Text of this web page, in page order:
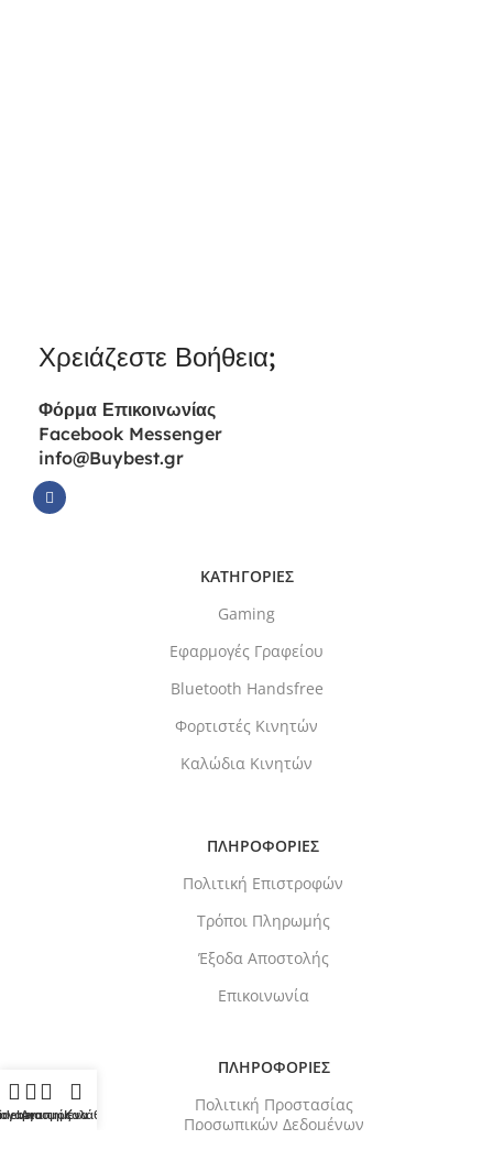
Χρειάζεστε Βοήθεια;
Φόρμα Επικοινωνίας
Facebook Messenger
info@Buybest.gr
ΚΑΤΗΓΟΡΙΕΣ
Gaming
Εφαρμογές Γραφείου
Bluetooth Handsfree
Φορτιστές Κινητών
Καλώδια Κινητών
ΠΛΗΡΟΦΟΡΙΕΣ
Πολιτική Επιστροφών
Τρόποι Πληρωμής
Έξοδα Αποστολής
Επικοινωνία
ΠΛΗΡΟΦΟΡΙΕΣ
Πολιτική Προστασίας
Προσωπικών Δεδομένων
Αγαπημένα
Καλάθι